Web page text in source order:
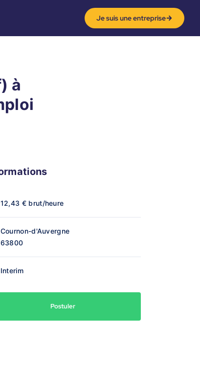
Je suis une entreprise
à
12,43 € brut/heure
Cournon-d'Auvergne
63800
Interim
Postuler